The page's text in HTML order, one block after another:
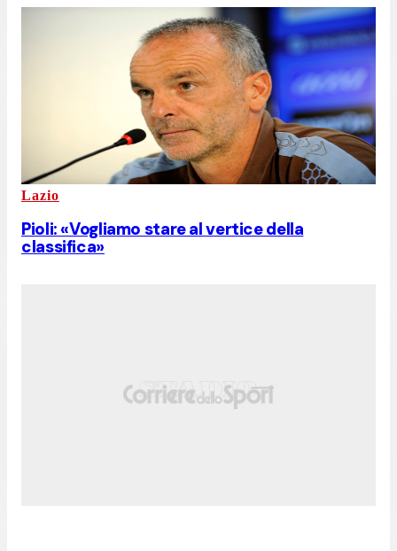
Lazio
Pioli: «Vogliamo stare al vertice della
classifica»